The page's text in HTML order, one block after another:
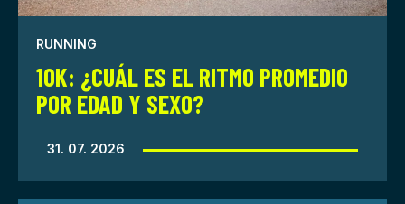
RUNNING
10K: ¿CUÁL ES EL RITMO PROMEDIO
POR EDAD Y SEXO?
31. 07. 2026